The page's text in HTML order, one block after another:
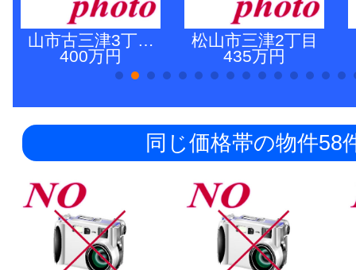
山市古三津3丁…
400万円
松山市三津2丁目
435万円
同じ価格帯の物件58